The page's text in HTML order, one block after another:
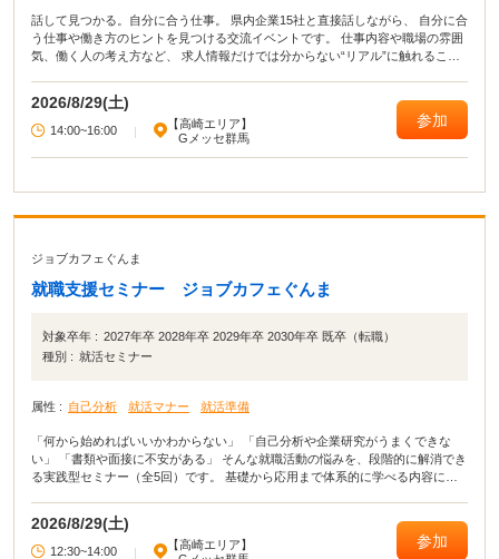
話して見つかる。自分に合う仕事。 県内企業15社と直接話しながら、 自分に合
う仕事や働き方のヒントを見つける交流イベントです。 仕事内容や職場の雰囲
気、働く人の考え方など、 求人情報だけでは分からない“リアル”に触れること
いろな仕事を見てみたい」 そんな方におすすめです。
2026/8/29(土)
14:00~16:00 |
【高崎エリア】
Gメッセ群馬
参加
ジョブカフェぐんま
就職支援セミナー ジョブカフェぐんま
対象卒年 : 2027年卒 2028年卒 2029年卒 2030年卒 既卒（転職）
種別 : 就活セミナー
属性 : 自己分析 就活マナー 就活準備
「何から始めればいいかわからない」 「自己分析や企業研究がうまくできな
い」 「書類や面接に不安がある」 そんな就職活動の悩みを、段階的に解消でき
る実践型セミナー（全5回）です。 基礎から応用まで体系的に学べる内容に加
の方も、転職を考えている方も、それぞれに合った進め方をサポートします。
2026/8/29(土)
12:30~14:00 |
【高崎エリア】
参加